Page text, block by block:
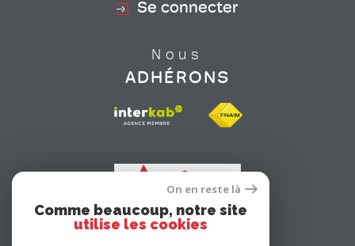
Se connecter
Nous
ADHÉRONS
On en reste là
Comme beaucoup, notre site
utilise les cookies